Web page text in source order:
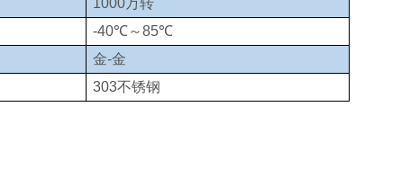
1000万转
-40℃～85℃
金-金
303不锈钢